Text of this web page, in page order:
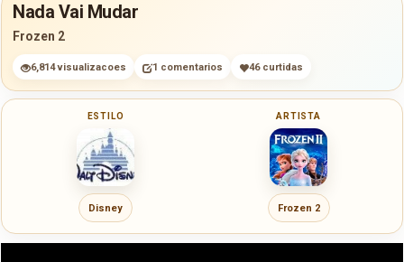
Nada Vai Mudar
Frozen 2
6,814 visualizacoes 1 comentarios 46 curtidas
ESTILO
Disney
ARTISTA
Frozen 2